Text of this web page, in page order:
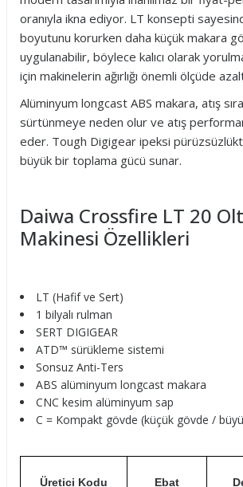
oranıyla ikna ediyor. LT konsepti
boyutunu korurken daha küçük makara
uygulanabilir, böylece kalıcı olarak
için makinelerin ağırlığı önemli ölçüde
Alüminyum longcast ABS makara, atış
sürtünmeye neden olur ve atış
eder. Tough Digigear ipeksi
büyük bir toplama gücü sunar.
Daiwa Crossfire LT 20
Makinesi Özellikleri
LT (Hafif ve Sert)
1 bilyalı rulman
SERT DIGIGEAR
ATD™ sürükleme sistemi
Sonsuz Anti-Ters
ABS alüminyum longcast makara
CNC kesim alüminyum sap
C = Kompakt gövde (küçük gövde /
Üretici Kodu Ebat